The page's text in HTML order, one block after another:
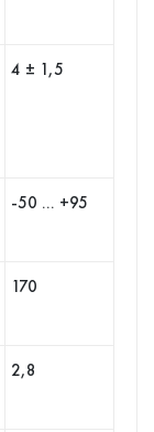
4 ± 1,5
-50 … +95
170
2,8